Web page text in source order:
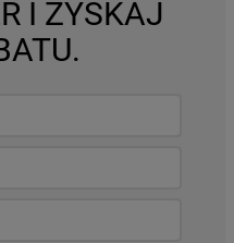
I ZYSKAJ